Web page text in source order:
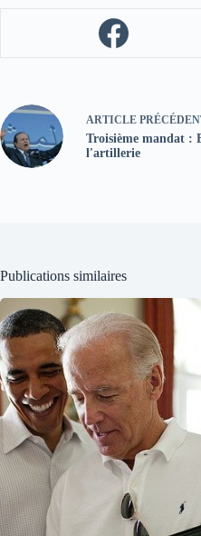
ARTICLE
Troisième mandat :
l'artillerie
Publications similaires